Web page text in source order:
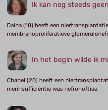
Ik kan nog steeds
Daina (18) heeft een
membranoproliferatieve
In het begin wilde ik
Chanel (20) heeft een
nierinsufficiëntie was nefronoftise.